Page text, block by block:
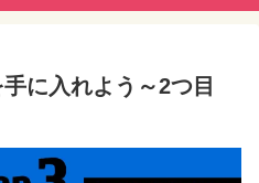
に入れよう～2つ目